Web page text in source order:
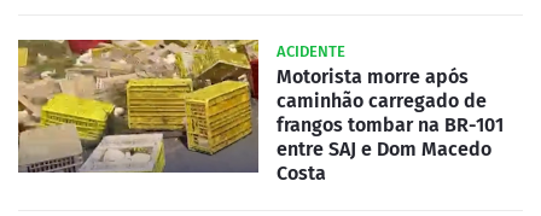
ACIDENTE
Motorista morre após
caminhão carregado de
frangos tombar na BR-101
entre SAJ e Dom Macedo
Costa